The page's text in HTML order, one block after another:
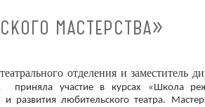
МАСТЕРСТВА»
отделения и заместитель
приняла участие в курсах «Школа
развития любительского театра.